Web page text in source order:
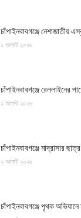
চাঁপাইনবাবগঞ্জে নেশাজাতীয়
১ আগস্ট ২০২৬
চাঁপাইনবাবগঞ্জে রেললাইনের
১ আগস্ট ২০২৬
চাঁপাইনবাবগঞ্জে মাদ্রাসার
২ আগস্ট ২০২৬
চাঁপাইনবাবগঞ্জে পৃথক